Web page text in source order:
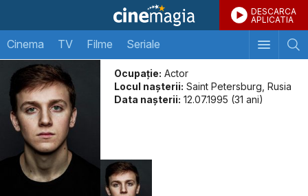
DESCARCA
APLICATIA
Cinema TV Filme Seriale
Ocupație: Actor
Locul naşterii: Saint Petersburg, Rusia
Data naşterii: 12.07.1995 (31 ani)